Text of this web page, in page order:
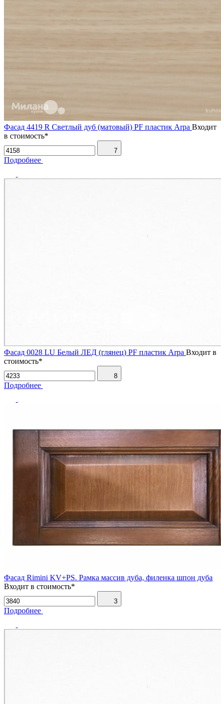
Фасад 4419 R Светлый дуб (матовый) PF пластик Arpa Входит
в стоимость*
7
Подробнее
Фасад 0028 LU Белый ЛЕД (глянец) PF пластик Arpa Входит в
стоимость*
8
Подробнее
Фасад Rimini KV+PS. Рамка массив дуба, филенка шпон дуба
Входит в стоимость*
3
Подробнее